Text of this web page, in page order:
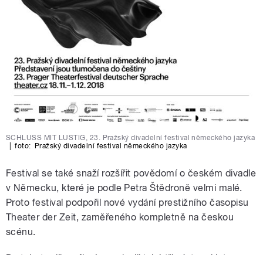
SCHLUSS MIT LUSTIG, 23. Pražský divadelní festival německého jazyka
foto: Pražský divadelní festival německého jazyka
Festival se také snaží rozšířit povědomí o českém divadle
v Německu, které je podle Petra Štědroně velmi malé.
Proto festival podpořil nové vydání prestižního časopisu
Theater der Zeit, zaměřeného kompletně na českou
scénu.